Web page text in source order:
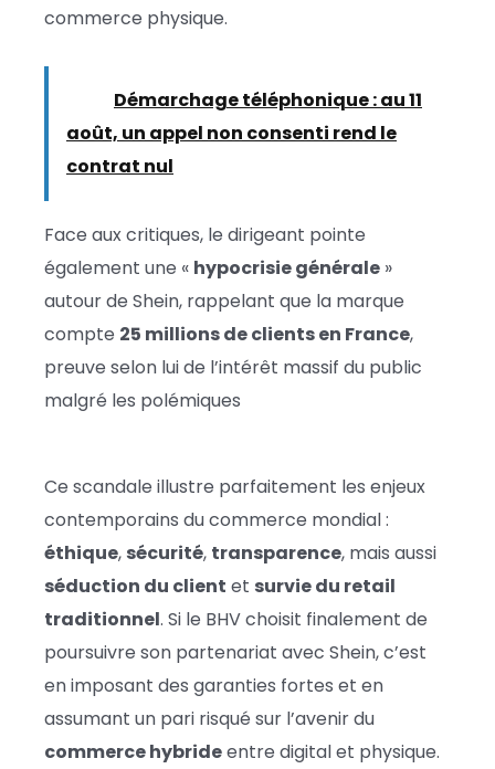
commerce physique.
Démarchage téléphonique : au 11
août, un appel non consenti rend le
contrat nul
Face aux critiques, le dirigeant pointe
également une « hypocrisie générale »
autour de Shein, rappelant que la marque
compte 25 millions de clients en France,
preuve selon lui de l’intérêt massif du public
malgré les polémiques
Ce scandale illustre parfaitement les enjeux
contemporains du commerce mondial :
éthique, sécurité, transparence, mais aussi
séduction du client et survie du retail
traditionnel. Si le BHV choisit finalement de
poursuivre son partenariat avec Shein, c’est
en imposant des garanties fortes et en
assumant un pari risqué sur l’avenir du
commerce hybrideentre digital et physique.